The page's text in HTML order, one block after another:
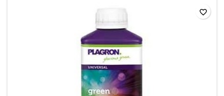
favorite_border